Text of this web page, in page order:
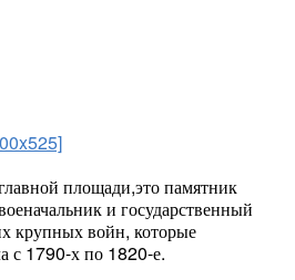
площади,это памятник
и государственный
крупных войн, которые
с 1790-х по 1820-е.